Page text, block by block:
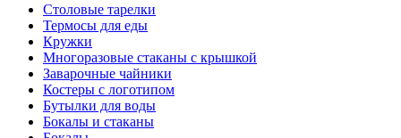
Столовые тарелки
Термосы для еды
Кружки
Многоразовые стаканы с крышкой
Заварочные чайники
Костеры с логотипом
Бутылки для воды
Бокалы и стаканы